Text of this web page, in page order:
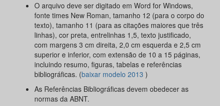
O arquivo deve ser digitado em Word for Windows,
fonte times New Roman, tamanho 12 (para o corpo do
texto), tamanho 11 (para as citações maiores que três
linhas), cor preta, entrelinhas 1,5, texto justificado,
com margens 3 cm direita, 2,0 cm esquerda e 2,5 cm
superior e inferior, com extensão de 10 a 15 páginas,
incluindo resumo, figuras, tabelas e referências
bibliográficas. (baixar modelo 2013 )
As Referências Bibliográficas devem obedecer as
normas da ABNT.